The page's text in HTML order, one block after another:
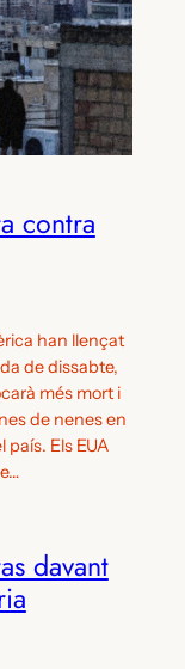
contra
han llençat
de dissabte,
més mort i
de nenes en
Els EUA
davant